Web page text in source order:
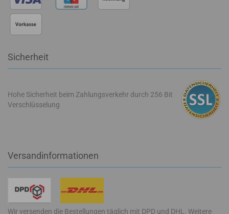
Sicherheit
Hohe Sicherheit beim Zahlungsverkehr durch 256 Bit
Verschlüsselung
Versandinformationen
Wir versenden die Bestellungen täglich mit DPD und DHL. Weitere